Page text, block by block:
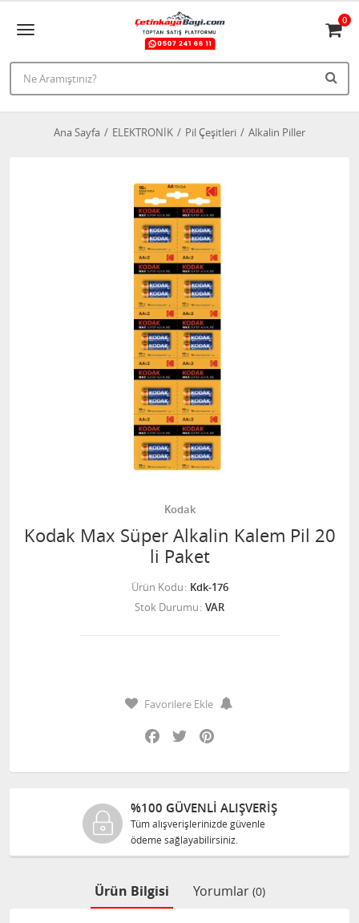
0
Ana Sayfa ELEKTRONİK Pil Çeşitleri Alkalin Piller
Kodak
Kodak Max Süper Alkalin Kalem Pil 20
li Paket
Ürün Kodu Kdk-176
Stok Durumu VAR
Favorilere Ekle
Facebook
Twitter
%100 GÜVENLİ ALIŞVERİŞ
Tüm alışverişlerinizde güvenle
ödeme sağlayabilirsiniz.
Ürün Bilgisi Yorumlar (0)